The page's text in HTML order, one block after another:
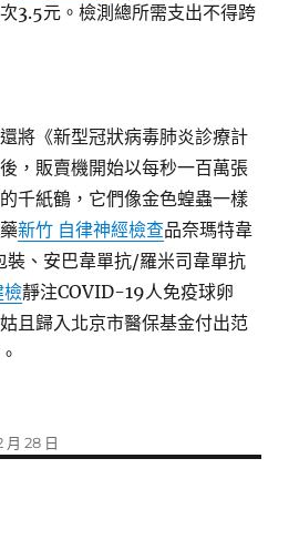
3.5元。檢測總所需支出不得跨
《新型冠狀病毒肺炎診療計
，販賣機開始以每秒一百萬張
千紙鶴，它們像金色蝗蟲一樣
新竹 自律神經檢查品奈瑪特韋
裝、安巴韋單抗/羅米司韋單抗
檢靜注COVID-19人免疫球卵
且歸入北京市醫保基金付出范
月 28 日